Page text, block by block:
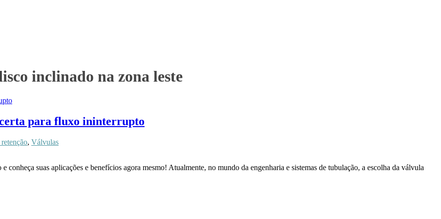
inclinado na zona leste
para fluxo ininterrupto
, Válvulas
conheça suas aplicações e benefícios agora mesmo! Atualmente, no mundo da engenharia e sistemas de tubulação, a escolha da válvula